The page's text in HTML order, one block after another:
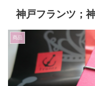
神戸フランツ；
商品